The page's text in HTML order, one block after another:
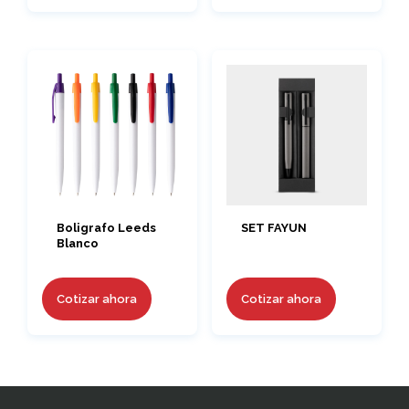
Boligrafo Leeds
Blanco
Cotizar ahora
SET FAYUN
Cotizar ahora